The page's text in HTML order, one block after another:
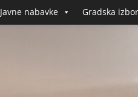
Javne nabavke Gradska